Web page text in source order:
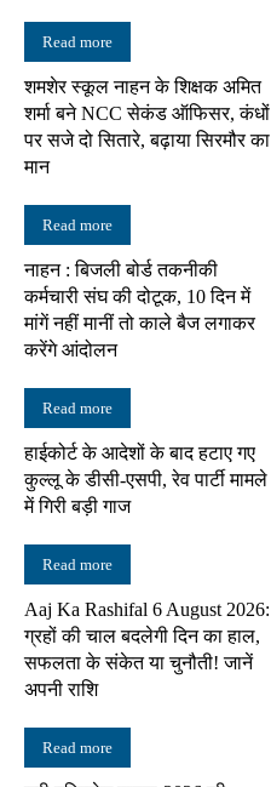
Read more
शमशेर स्कूल नाहन के शिक्षक अमित
शर्मा बने NCC सेकंड ऑफिसर, कंधों
पर सजे दो सितारे, बढ़ाया सिरमौर का
मान
Read more
नाहन : बिजली बोर्ड तकनीकी
कर्मचारी संघ की दोटूक, 10 दिन में
मांगें नहीं मानीं तो काले बैज लगाकर
करेंगे आंदोलन
Read more
हाईकोर्ट के आदेशों के बाद हटाए गए
कुल्लू के डीसी-एसपी, रेव पार्टी मामले
में गिरी बड़ी गाज
Read more
Aaj Ka Rashifal 6 August 2026:
ग्रहों की चाल बदलेगी दिन का हाल,
सफलता के संकेत या चुनौती! जानें
अपनी राशि
Read more